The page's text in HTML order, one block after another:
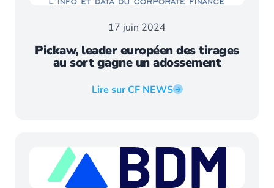
17 juin 2024
Pickaw, leader européen des tirages
au sort gagne un adossement
Lire sur CF NEWS